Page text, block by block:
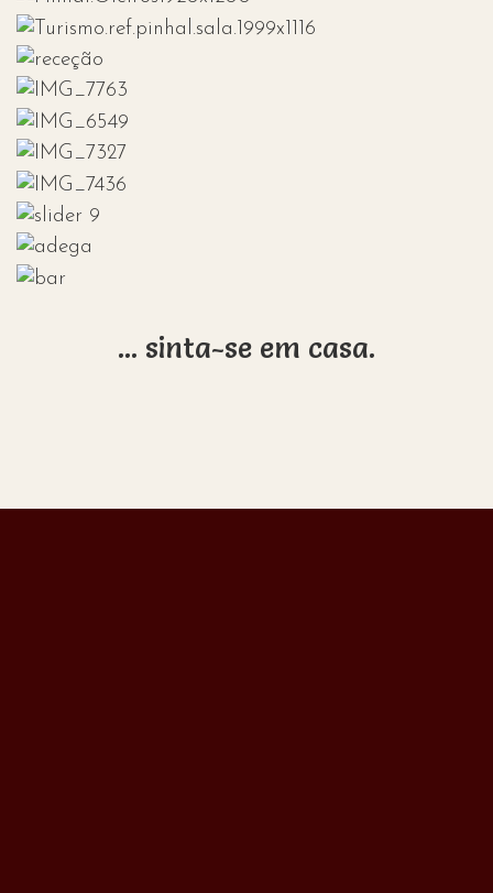
... sinta-se em casa.